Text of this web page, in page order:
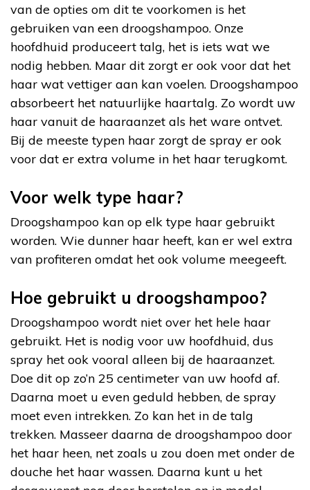
van de opties om dit te voorkomen is het
gebruiken van een droogshampoo. Onze
hoofdhuid produceert talg, het is iets wat we
nodig hebben. Maar dit zorgt er ook voor dat het
haar wat vettiger aan kan voelen. Droogshampoo
absorbeert het natuurlijke haartalg. Zo wordt uw
haar vanuit de haaraanzet als het ware ontvet.
Bij de meeste typen haar zorgt de spray er ook
voor dat er extra volume in het haar terugkomt.
Voor welk type haar?
Droogshampoo kan op elk type haar gebruikt
worden. Wie dunner haar heeft, kan er wel extra
van profiteren omdat het ook volume meegeeft.
Hoe gebruikt u droogshampoo?
Droogshampoo wordt niet over het hele haar
gebruikt. Het is nodig voor uw hoofdhuid, dus
spray het ook vooral alleen bij de haaraanzet.
Doe dit op zo’n 25 centimeter van uw hoofd af.
Daarna moet u even geduld hebben, de spray
moet even intrekken. Zo kan het in de talg
trekken. Masseer daarna de droogshampoo door
het haar heen, net zoals u zou doen met onder de
douche het haar wassen. Daarna kunt u het